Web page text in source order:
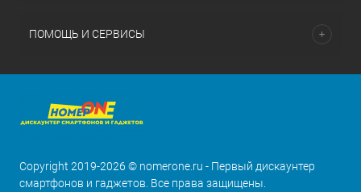
ПОМОЩЬ И СЕРВИСЫ
Copyright 2019-2026 © nomerone.ru - Первый дискаунтер
смартфонов и гаджетов. Все права защищены.